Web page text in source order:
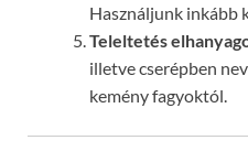
Használjunk inkább
Teleltetés
illetve cserépben
kemény fagyoktól.